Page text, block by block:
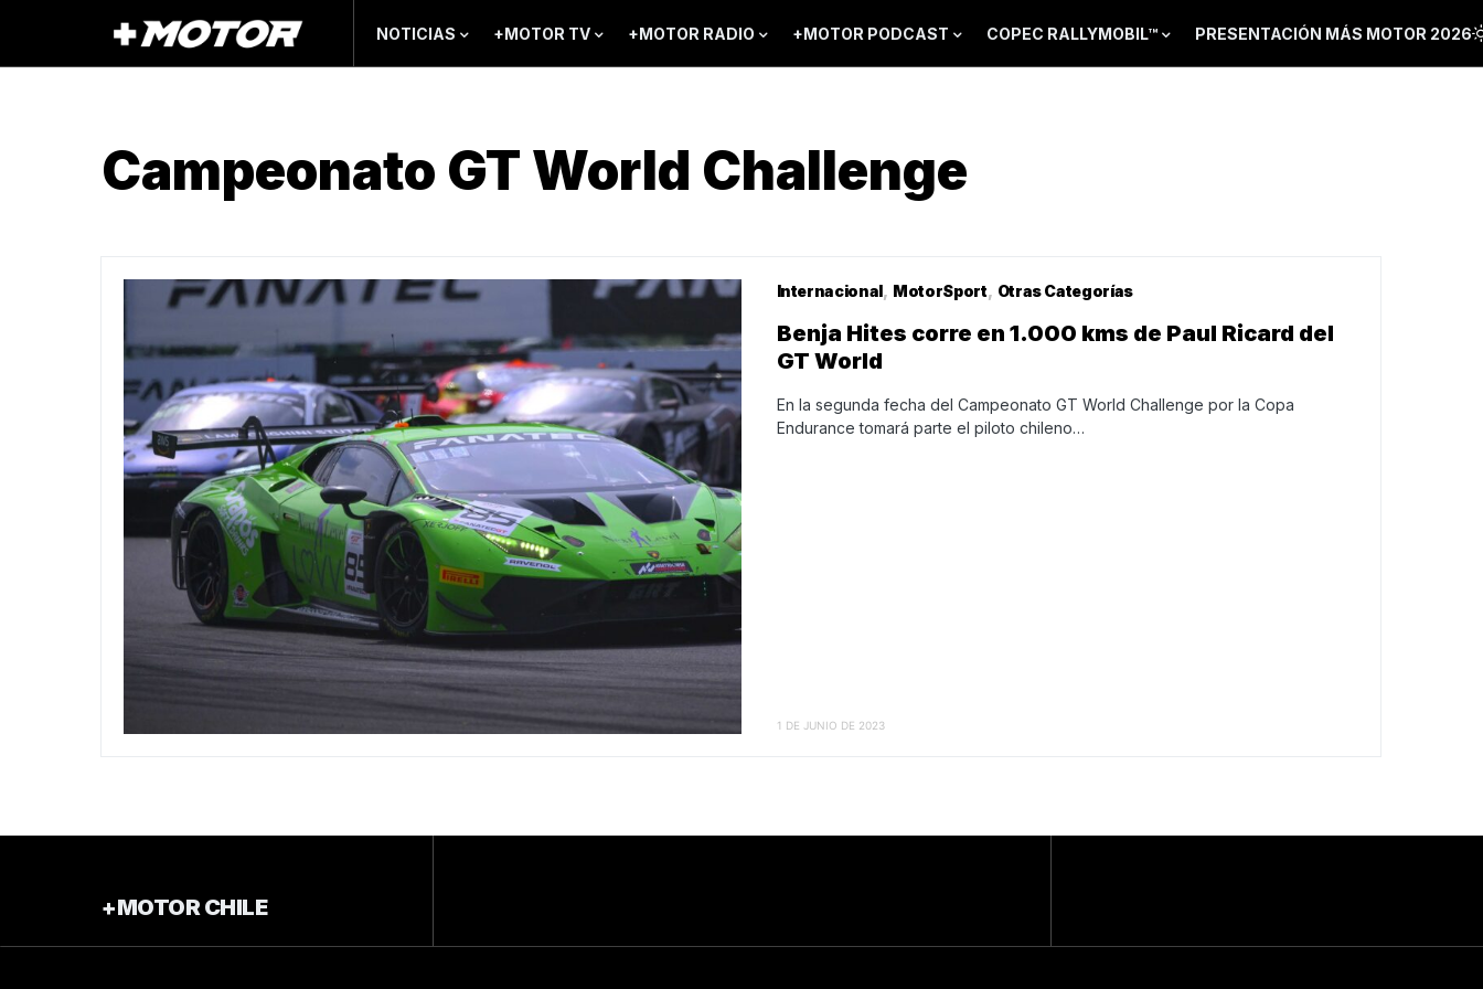
NOTICIAS +MOTOR TV +MOTOR RADIO +MOTOR PODCAST COPEC RALLYMOBIL™ PRESENTACIÓN MÁS MOTOR 2026
Campeonato GT World Challenge
Internacional MotorSport Otras Categorías
Benja Hites corre en 1.000 kms de Paul Ricard del
GT World
En la segunda fecha del Campeonato GT World Challenge por la Copa
Endurance tomará parte el piloto chileno…
1 DE JUNIO DE 2023
+MOTOR CHILE